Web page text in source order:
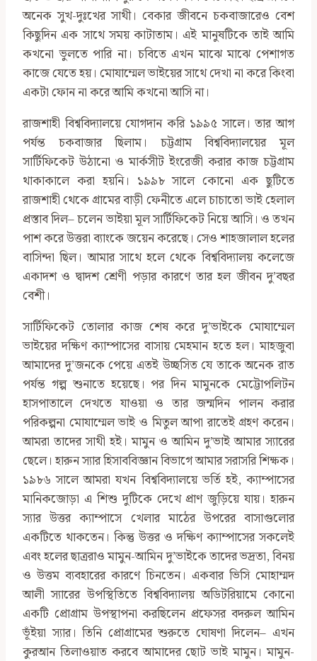
অনেক সুখ-দুঃখের সাথী। বেকার জীবনে চকবাজারেও বেশ
কিছুদিন এক সাথে সময় কাটাতাম। এই মানুষটিকে তাই আমি
কখনো ভুলতে পারি না। চবিতে এখন মাঝে মাঝে পেশাগত
কাজে যেতে হয়। মোযাম্মেল ভাইয়ের সাথে দেখা না করে কিংবা
একটা ফোন না করে আমি কখনো আসি না।
রাজশাহী বিশ্ববিদ্যালয়ে যোগদান করি ১৯৯৫ সালে। তার আগ
পর্যন্ত চকবাজার ছিলাম। চট্টগ্রাম বিশ্ববিদ্যালয়ের মূল
সার্টিফিকেট উঠানো ও মার্কসীট ইংরেজী করার কাজ চট্টগ্রাম
থাকাকালে করা হয়নি। ১৯৯৮ সালে কোনো এক ছুটিতে
রাজশাহী থেকে গ্রামের বাড়ী ফেনীতে এলে চাচাতো ভাই হেলাল
প্রস্তাব দিল– চলেন ভাইয়া মূল সার্টিফিকেট নিয়ে আসি। ও তখন
পাশ করে উত্তরা ব্যাংকে জয়েন করেছে। সেও শাহজালাল হলের
বাসিন্দা ছিল। আমার সাথে হলে থেকে বিশ্ববিদ্যালয় কলেজে
একাদশ ও দ্বাদশ শ্রেণী পড়ার কারণে তার হল জীবন দু’বছর
বেশী।
সার্টিফিকেট তোলার কাজ শেষ করে দু’ভাইকে মোযাম্মেল
ভাইয়ের দক্ষিণ ক্যাম্পাসের বাসায় মেহমান হতে হল। মাহজুবা
আমাদের দু’জনকে পেয়ে এতই উচ্ছসিত যে তাকে অনেক রাত
পর্যন্ত গল্প শুনাতে হয়েছে। পর দিন মামুনকে মেট্টোপলিটন
হাসপাতালে দেখতে যাওয়া ও তার জন্মদিন পালন করার
পরিকল্পনা মোযাম্মেল ভাই ও মিতুল আপা রাতেই গ্রহণ করেন।
আমরা তাদের সাথী হই। মামুন ও আমিন দু’ভাই আমার স্যারের
ছেলে। হারুন স্যার হিসাববিজ্ঞান বিভাগে আমার সরাসরি শিক্ষক।
১৯৮৬ সালে আমরা যখন বিশ্ববিদ্যালয়ে ভর্তি হই, ক্যাম্পাসের
মানিকজোড়া এ শিশু দুটিকে দেখে প্রাণ জুড়িয়ে যায়। হারুন
স্যার উত্তর ক্যাম্পাসে খেলার মাঠের উপরের বাসাগুলোর
একটিতে থাকতেন। কিন্তু উত্তর ও দক্ষিণ ক্যাম্পাসের সকলেই
এবং হলের ছাত্ররাও মামুন-আমিন দু’ভাইকে তাদের ভদ্রতা, বিনয়
ও উত্তম ব্যবহারের কারণে চিনতেন। একবার ভিসি মোহাম্মদ
আলী স্যারের উপস্থিতিতে বিশ্ববিদ্যালয় অডিটরিয়ামে কোনো
একটি প্রোগ্রাম উপস্থাপনা করছিলেন প্রফেসর বদরুল আমিন
ভূঁইয়া স্যার। তিনি প্রোগ্রামের শুরুতে ঘোষণা দিলেন– এখন
কুরআন তিলাওয়াত করবে আমাদের ছোট ভাই মামুন। মামুন-